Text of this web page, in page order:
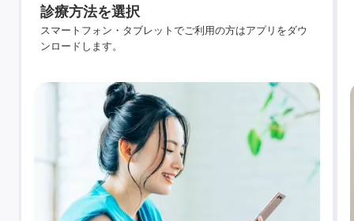
診療方法を選択
スマートフォン・タブレットでご利用の方はアプリをダウ
ンロードします。